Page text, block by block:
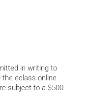
in writing to
eclass online
subject to a $500